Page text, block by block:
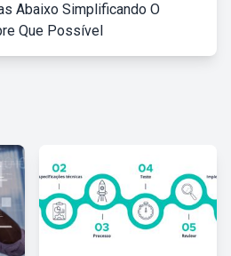
Abaixo Simplificando O
Que Possível